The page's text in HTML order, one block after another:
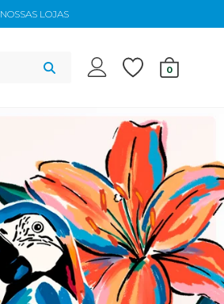
NOSSAS LOJAS
0